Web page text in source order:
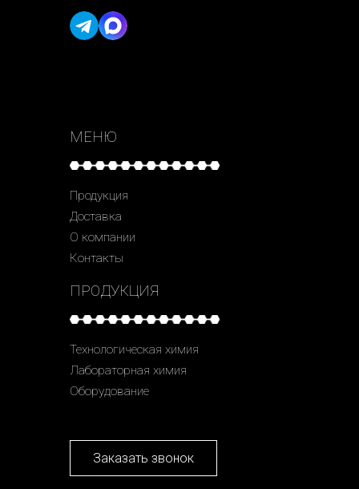
МЕНЮ
Продукция
Доставка
О компании
Контакты
ПРОДУКЦИЯ
Технологическая химия
Лабораторная химия
Оборудование
Заказать звонок